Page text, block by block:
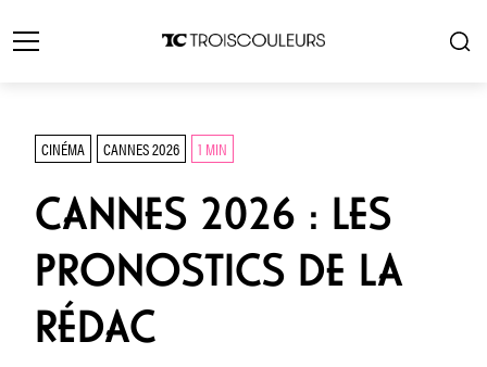
CINÉMA CANNES 2026 1 MIN
CANNES 2026 : LES
PRONOSTICS DE LA
RÉDAC